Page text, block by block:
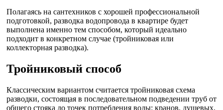
Полагаясь на сантехников с хорошей профессиональной
подготовкой, разводка водопровода в квартире будет
выполнена именно тем способом, который идеально
подходит в конкретном случае (тройниковая или
коллекторная разводка).
Тройниковый способ
Классическим вариантом считается тройниковая схема
разводки, состоящая в последовательном подведении труб от
общего стояка до точек потребления воды: кранов, душевых,